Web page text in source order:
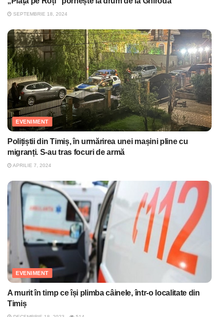
SEPTEMBRIE 18, 2024
EVENIMENT
Polițiștii din Timiș, în urmărirea unei mașini pline cu
migranți. S-au tras focuri de armă
APRILIE 7, 2024
EVENIMENT
A murit în timp ce își plimba câinele, într-o localitate din
Timiș